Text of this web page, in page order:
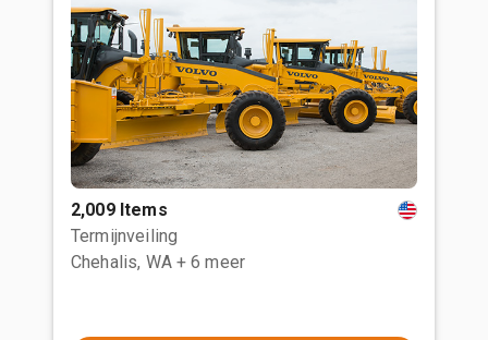
2,009 Items
Termijnveiling
Chehalis, WA + 6 meer